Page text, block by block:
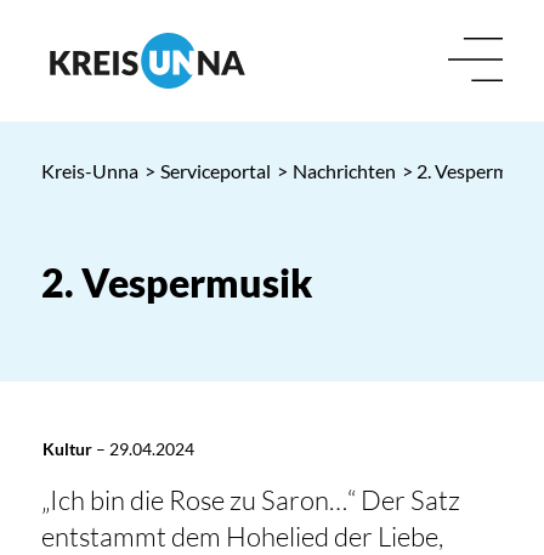
Kreis-Unna > Serviceportal > Nachrichten > 2. Vespermusik
2. Vespermusik
Kultur– 29.04.2024
„Ich bin die Rose zu Saron…“ Der Satz
entstammt dem Hohelied der Liebe,